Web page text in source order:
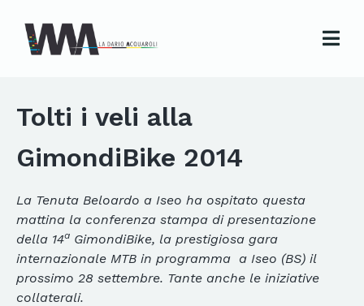
Tolti i veli alla
GimondiBike 2014
La Tenuta Beloardo a Iseo ha ospitato questa
mattina la conferenza stampa di presentazione
della 14a GimondiBike, la prestigiosa gara
internazionale MTB in programma a Iseo (BS) il
prossimo 28 settembre. Tante anche le iniziative
collaterali.